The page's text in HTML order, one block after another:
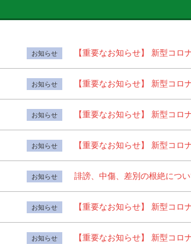
お知らせ 【重要なお知らせ】 新型コ
お知らせ 【重要なお知らせ】 新型コ
お知らせ 【重要なお知らせ】 新型コ
お知らせ 【重要なお知らせ】 新型コ
お知らせ 誹謗、中傷、差別の根絶につ
お知らせ 【重要なお知らせ】 新型コ
お知らせ 【重要なお知らせ】 新型コ